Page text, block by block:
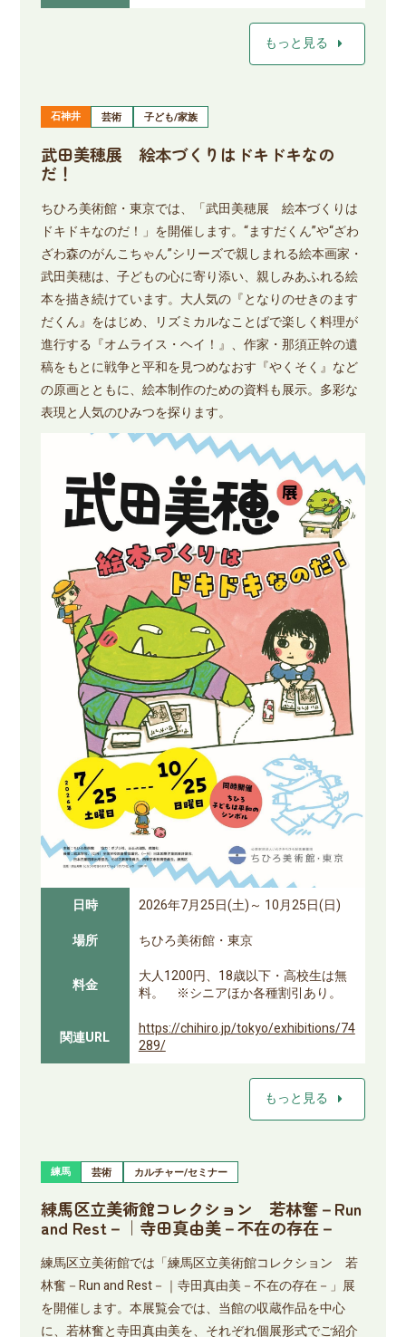
もっと見る arrow_right
石神井 芸術 子ども/家族
武田美穂展 絵本づくりはドキドキなの
だ！
ちひろ美術館・東京では、「武田美穂展 絵本づくりは
ドキドキなのだ！」を開催します。“ますだくん”や“ざわ
ざわ森のがんこちゃん”シリーズで親しまれる絵本画家・
武田美穂は、子どもの心に寄り添い、親しみあふれる絵
本を描き続けています。大人気の『となりのせきのます
だくん』をはじめ、リズミカルなことばで楽しく料理が
進行する『オムライス・ヘイ！』、作家・那須正幹の遺
稿をもとに戦争と平和を見つめなおす『やくそく』など
の原画とともに、絵本制作のための資料も展示。多彩な
表現と人気のひみつを探ります。
日時
2026年7月25日(土)～ 10月25日(日)
場所
ちひろ美術館・東京
料金
大人1200円、18歳以下・高校生は無
料。 ※シニアほか各種割引あり。
関連URL
https://chihiro.jp/tokyo/exhibitions/74
289/
もっと見る arrow_right
練馬 芸術 カルチャー/セミナー
練馬区立美術館コレクション 若林奮－Run
and Rest－｜寺田真由美－不在の存在－
練馬区立美術館では「練馬区立美術館コレクション 若
林奮－Run and Rest－｜寺田真由美－不在の存在－」展
を開催します。本展覧会では、当館の収蔵作品を中心
に、若林奮と寺田真由美を、それぞれ個展形式でご紹介